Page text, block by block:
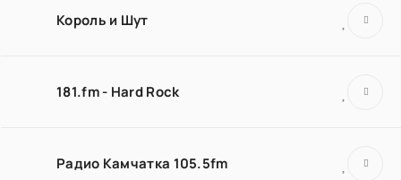
Король и Шут
181.fm - Hard Rock
Радио Камчатка 105.5fm